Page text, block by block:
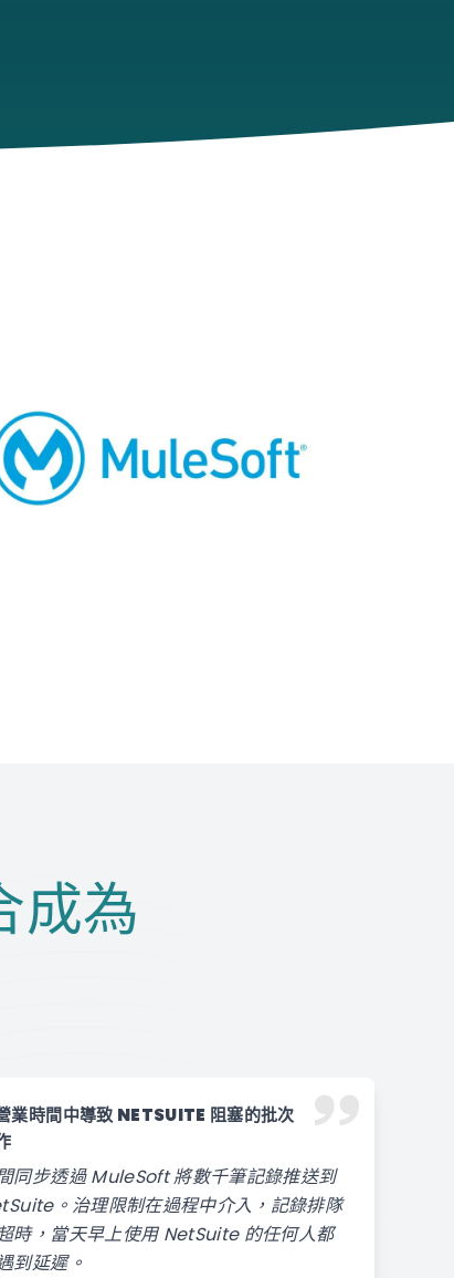
成為
業時間中導致 NETSUITE 阻塞的批次
同步透過 MuleSoft 將數千筆記錄推送到
。治理限制在過程中介入，記錄排隊
時，當天早上使用 NetSuite 的任何人都
到延遲。